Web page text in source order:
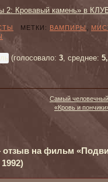
2: Кровавый камень» в
МЕТКИ: ВАМПИРЫ
(голосовало: 3, среднее:
Самый
«Кровь и
отзыв на фильм